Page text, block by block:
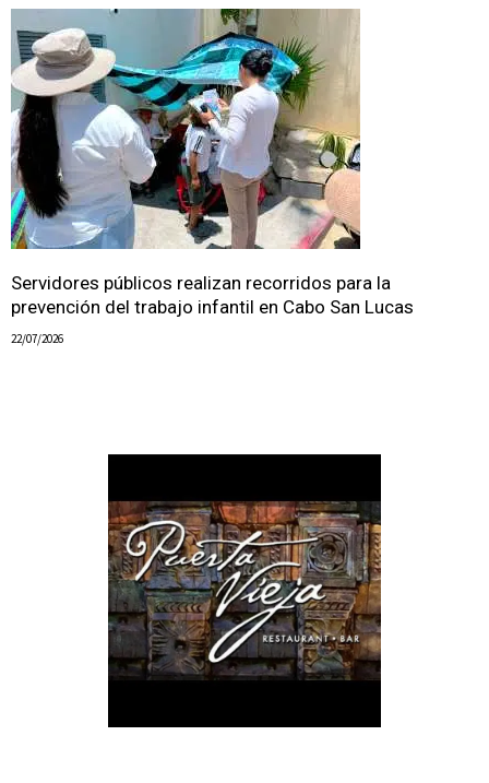
Servidores públicos realizan recorridos para la
prevención del trabajo infantil en Cabo San Lucas
22/07/2026